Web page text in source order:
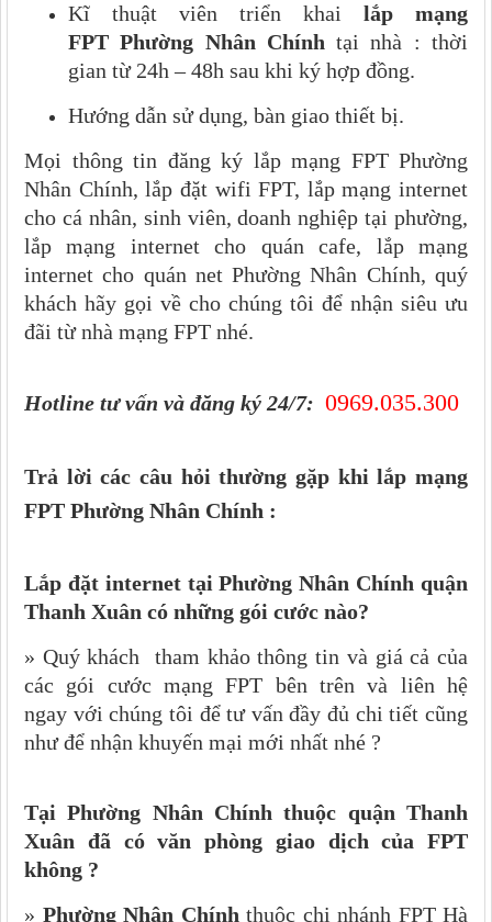
Kĩ thuật viên triển khai lắp mạng
FPTPhường Nhân Chính tại nhà : thời
gian từ 24h – 48h sau khi ký hợp đồng.
Hướng dẫn sử dụng, bàn giao thiết bị.
Mọi thông tin đăng ký lắp mạng FPT Phường
Nhân Chính, lắp đặt wifi FPT, lắp mạng internet
cho cá nhân, sinh viên, doanh nghiệp tại phường,
lắp mạng internet cho quán cafe, lắp mạng
internet cho quán net Phường Nhân Chính, quý
khách hãy gọi về cho chúng tôi để nhận siêu ưu
đãi từ nhà mạng FPT nhé.
Hotline tư vấn và đăng ký 24/7: 0969.035.300
Trả lời các câu hỏi thường gặp khi lắp mạng
FPT Phường Nhân Chính :
Lắp đặt internet tại Phường Nhân Chính​​​​​​​ quận
Thanh Xuân có những gói cước nào?
» Quý khách tham khảo thông tin và giá cả của
các gói cước mạng FPT bên trên và liên hệ
ngay với chúng tôi để tư vấn đầy đủ chi tiết cũng
như để nhận khuyến mại mới nhất nhé ?
Tại Phường Nhân Chính​​​​​​​ thuộc quận Thanh
Xuân đã có văn phòng giao dịch của FPT
không ?
» Phường Nhân Chính​​​​​​​ thuộc chi nhánh FPT Hà